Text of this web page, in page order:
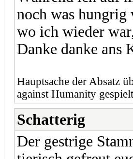
noch was hungrig
wo ich wieder
Danke danke ans
Hauptsache der Absatz
against Humanity
Schatterig
Der gestrige